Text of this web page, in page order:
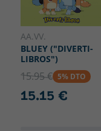
AA.VV.
BLUEY ("DIVERTI-
LIBROS")
15.95 € 5% DTO
15.15 €